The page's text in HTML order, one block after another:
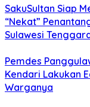
SakuSultan Siap
“Nekat”
Sulawesi
Pemdes
Kendari Lakukan
Warganya